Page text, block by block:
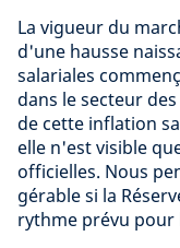
La vigueur du
d'une hausse
salariales
dans le secteur
de cette inflation
elle n'est visible
officielles. Nous
gérable si la
rythme prévu